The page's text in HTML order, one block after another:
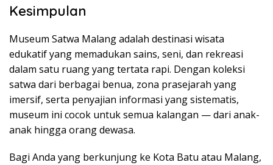
Kesimpulan
Museum Satwa Malang adalah destinasi wisata
edukatif yang memadukan sains, seni, dan rekreasi
dalam satu ruang yang tertata rapi. Dengan koleksi
satwa dari berbagai benua, zona prasejarah yang
imersif, serta penyajian informasi yang sistematis,
museum ini cocok untuk semua kalangan — dari anak-
anak hingga orang dewasa.
Bagi Anda yang berkunjung ke Kota Batu atau Malang,